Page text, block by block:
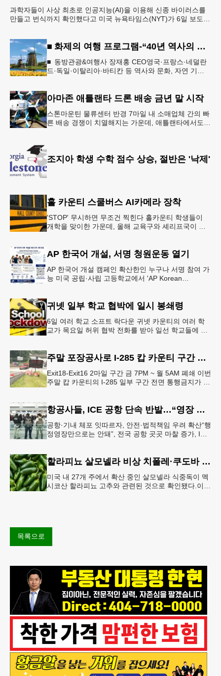
과학자들이 사상 최초로 인공지능(AI)을 이용해 신종 바이러스를
만들고 번식까지 확인했다고 미국 뉴욕타임스(NYT)가 6일 보도했
■ 화제의 여행 프로그램-“40년 역사의 신뢰… 서유럽 8개국 13일 대장정”
■ 동방관광&여행사 장재홍 CEO영국·프랑스·네덜란
드·독일·이탈리아·바티칸 등 역사와 문화, 자연 기
아마존 애틀랜타 드론 배송 금년 말 시작
스톤마운틴 물류센터 반경 7마일 내 소매업체 간의 빠
른 배송 경쟁이 치열해지는 가운데, 애틀랜타에서도
조지아 학생 수학 점수 상승, 절반은 '낙제'
홀 카운티 스쿨버스 AI카메라 장착
'STOP' 무시하면 무조건 찍힌다 홀카운티 학생들이
개학을 맞이한 가운데, 올해 교육구와 셰리프국이 학
AP 한국어 개설, 서명 청원운동 열기
AP 한국어 개설 캠페인 확산한인 누구나 서명 참여 가
능 미국 공립·사립 고등학교에서 'AP Korean
귀넷 일부 학교 협박에 일시 봉쇄령
6일 여러 학교 소프트 락다운 귀넷 카운티의 여러 학
교가 목요일 허위 협박 전화를 받아 일선 학교들에 일
주말 포장공사로 I-285 캅 카운티 구간 통행금지
Exit18-Exit16 2마일 구간 금 7PM ~ 월 5AM 폐쇄 이번
주말 캅 카운티의 I-285 일부 구간 전면 통행금지가 시
항공사들, ICE 공항 단속 반발…“영장 없인 협조 불가”
공항·기내 체포 잇따르자, 안전·법적책임 우려 확산“행
정영장만으로는 안돼”, 전국 공항 곳곳 마찰 증가, ICE
할라피뇨 살모넬라 비상 치폴레·쿠도바 긴급 회수
미국 내 27개 주에서 확산 중인 살모넬라 식중독이 멕
시코산 할라피뇨 고추와 관련된 것으로 확인됐다.이에
목록으로